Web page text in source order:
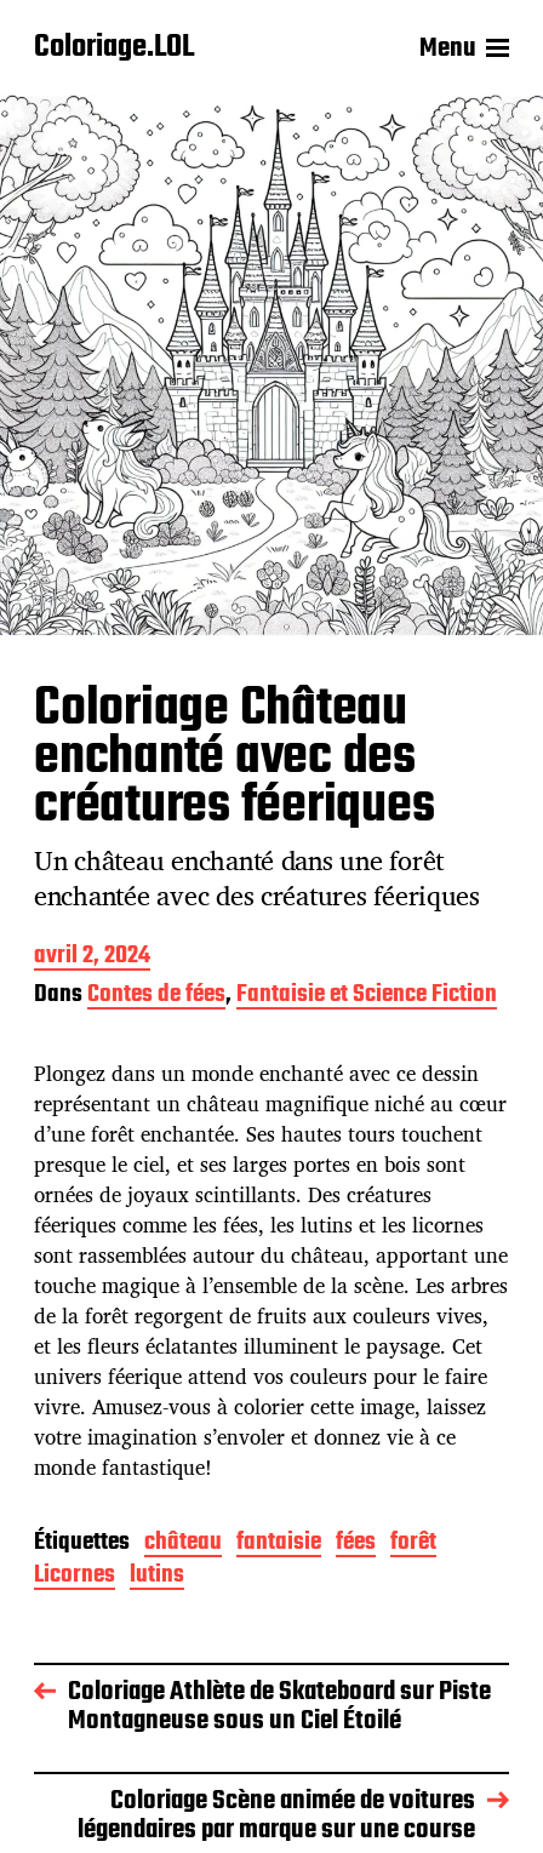
Coloriage.LOL Menu
Coloriage Château
enchanté avec des
créatures féeriques
Un château enchanté dans une forêt
enchantée avec des créatures féeriques
D
a
t
e
p
u
b
l
i
c
a
t
i
o
n
avril 2, 2024
DansContes de fées,Fantaisie et Science Fiction
Plongez dans un monde enchanté avec ce dessin
représentant un château magnifique niché au cœur
d’une forêt enchantée. Ses hautes tours touchent
presque le ciel, et ses larges portes en bois sont
ornées de joyaux scintillants. Des créatures
féeriques comme les fées, les lutins et les licornes
sont rassemblées autour du château, apportant une
touche magique à l’ensemble de la scène. Les arbres
de la forêt regorgent de fruits aux couleurs vives,
et les fleurs éclatantes illuminent le paysage. Cet
univers féerique attend vos couleurs pour le faire
vivre. Amusez-vous à colorier cette image, laissez
votre imagination s’envoler et donnez vie à ce
monde fantastique!
Étiquettes château fantaisie fées forêt
Licornes lutins
Coloriage Athlète de Skateboard sur Piste
Montagneuse sous un Ciel Étoilé
Coloriage Scène animée de voitures
légendaires par marque sur une course